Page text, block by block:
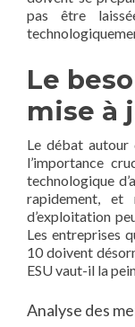
pas être
Le
mise à
Le débat autour
l’importance
technologique
rapidement,
d’exploitation
Les entreprises
10 doivent
ESU vaut-il la
Analyse des